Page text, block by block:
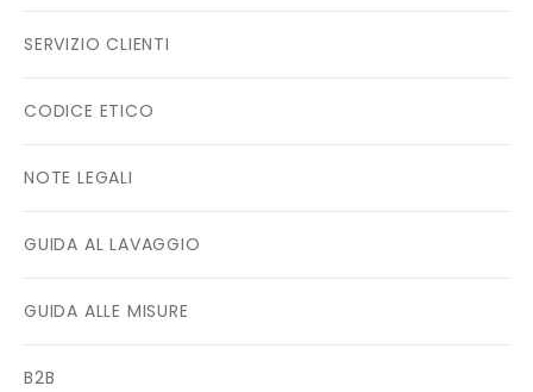
SERVIZIO CLIENTI
CODICE ETICO
NOTE LEGALI
GUIDA AL LAVAGGIO
GUIDA ALLE MISURE
B2B